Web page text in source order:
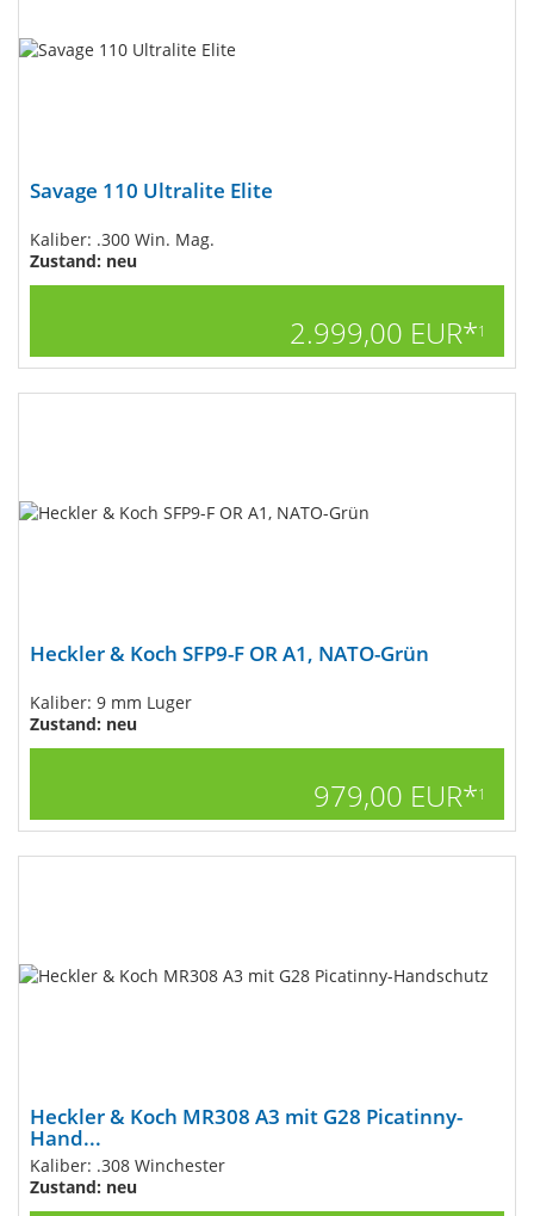
Savage 110 Ultralite Elite
Kaliber: .300 Win. Mag.
Zustand: neu
2.999,00 EUR*1
Heckler & Koch SFP9-F OR A1, NATO-Grün
Kaliber: 9 mm Luger
Zustand: neu
979,00 EUR*1
Heckler & Koch MR308 A3 mit G28 Picatinny-
Hand...
Kaliber: .308 Winchester
Zustand: neu